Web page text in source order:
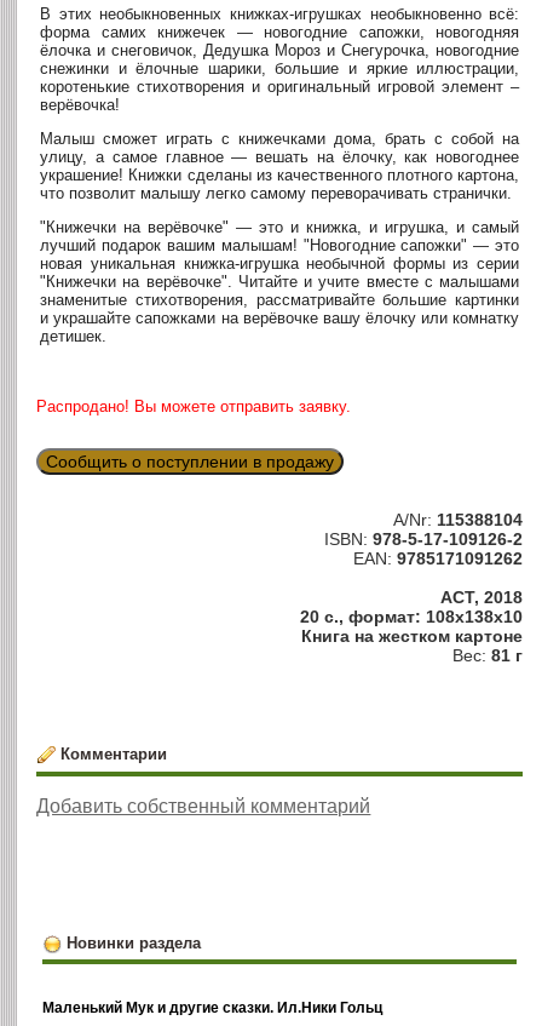
В этих необыкновенных книжках-игрушках необыкновенно всё:
форма самих книжечек — новогодние сапожки, новогодняя
ёлочка и снеговичок, Дедушка Мороз и Снегурочка, новогодние
снежинки и ёлочные шарики, большие и яркие иллюстрации,
коротенькие стихотворения и оригинальный игровой элемент –
верёвочка!
Малыш сможет играть с книжечками дома, брать с собой на
улицу, а самое главное — вешать на ёлочку, как новогоднее
украшение! Книжки сделаны из качественного плотного картона,
что позволит малышу легко самому переворачивать странички.
"Книжечки на верёвочке" — это и книжка, и игрушка, и самый
лучший подарок вашим малышам! "Новогодние сапожки" — это
новая уникальная книжка-игрушка необычной формы из серии
"Книжечки на верёвочке". Читайте и учите вместе с малышами
знаменитые стихотворения, рассматривайте большие картинки
и украшайте сапожками на верёвочке вашу ёлочку или комнатку
детишек.
Распродано! Вы можете отправить заявку.
Сообщить о поступлении в продажу
A/Nr: 115388104
ISBN: 978-5-17-109126-2
EAN: 9785171091262
АСТ, 2018
20 с., формат: 108x138x10
Книга на жестком картоне
Вес: 81 г
Комментарии
Добавить собственный комментарий
Новинки раздела
Маленький Мук и другие сказки. Ил.Ники Гольц